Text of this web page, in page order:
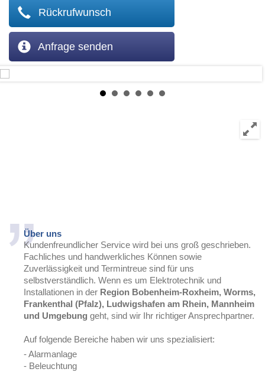
Rückrufwunsch
Anfrage senden
Über uns
Kundenfreundlicher Service wird bei uns groß geschrieben.
Fachliches und handwerkliches Können sowie
Zuverlässigkeit und Termintreue sind für uns
selbstverständlich. Wenn es um Elektrotechnik und
Installationen in der Region Bobenheim-Roxheim, Worms,
Frankenthal (Pfalz), Ludwigshafen am Rhein, Mannheim
und Umgebung geht, sind wir Ihr richtiger Ansprechpartner.
Auf folgende Bereiche haben wir uns spezialisiert:
- Alarmanlage
- Beleuchtung